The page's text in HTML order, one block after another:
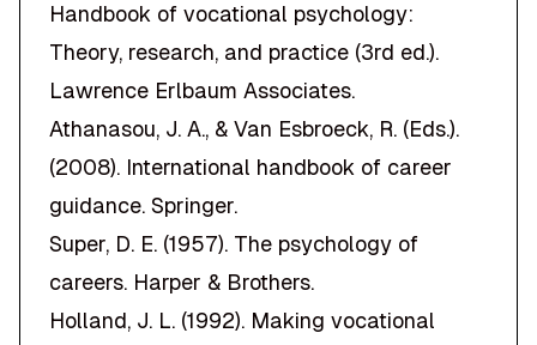
Handbook of vocational psychology:
Theory, research, and practice (3rd ed.).
Lawrence Erlbaum Associates.
Athanasou, J. A., & Van Esbroeck, R. (Eds.).
(2008). International handbook of career
guidance. Springer.
Super, D. E. (1957). The psychology of
careers. Harper & Brothers.
Holland, J. L. (1992). Making vocational